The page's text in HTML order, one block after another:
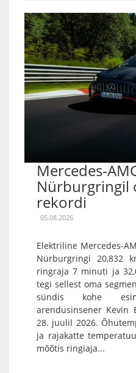
Mercedes-
Nürburgringil
rekordi
05.08.2026
Elektriline Mercedes-
Nürburgringi 20,832
ringraja 7 minuti ja
tegi sellest oma
sündis kohe
arendusinsener Kevin
28. juulil 2026.
ja rajakatte
mõõtis ringiaja...